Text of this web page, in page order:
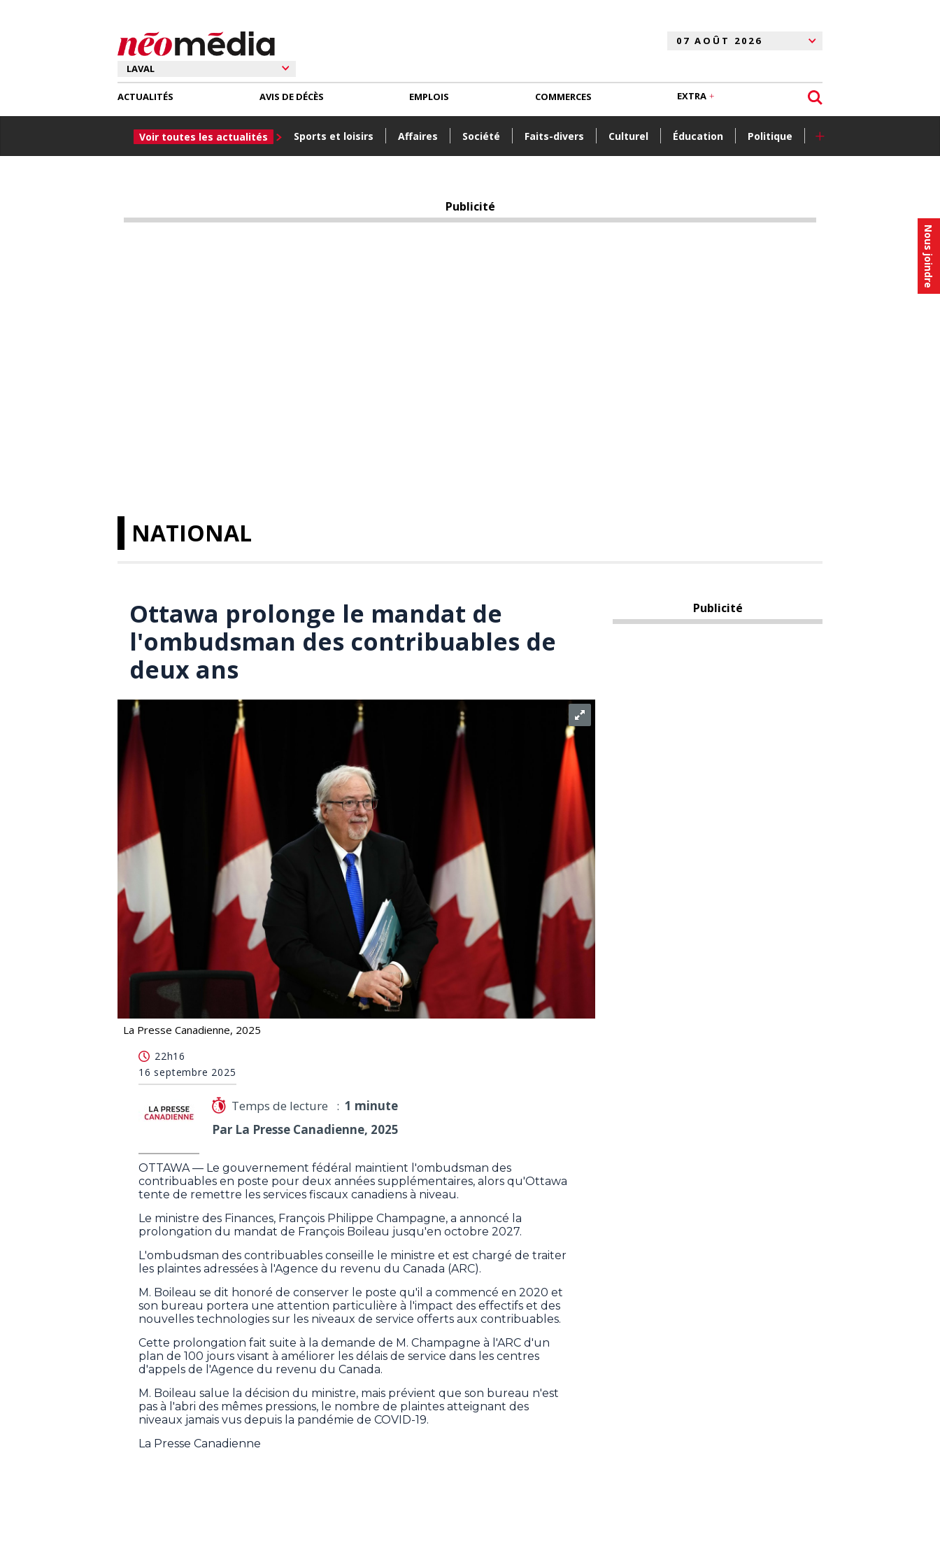
Nous joindre
ACTUALITÉS
Voir toutes les actualités Sports et loisirs Affaires Société Faits-divers Culturel Éducation Politique +
AVIS DE DÉCÈS EMPLOIS COMMERCES EXTRA
Publicité
NATIONAL
Ottawa prolonge le mandat de
l'ombudsman des contribuables de
deux ans
La Presse Canadienne, 2025
22h16
16 septembre 2025
Temps de lecture : 1 minute
Par La Presse Canadienne, 2025
OTTAWA — Le gouvernement fédéral maintient l'ombudsman des
contribuables en poste pour deux années supplémentaires, alors qu'Ottawa
tente de remettre les services fiscaux canadiens à niveau.
Le ministre des Finances, François Philippe Champagne, a annoncé la
prolongation du mandat de François Boileau jusqu'en octobre 2027.
L'ombudsman des contribuables conseille le ministre et est chargé de traiter
les plaintes adressées à l'Agence du revenu du Canada (ARC).
M. Boileau se dit honoré de conserver le poste qu'il a commencé en 2020 et
son bureau portera une attention particulière à l'impact des effectifs et des
nouvelles technologies sur les niveaux de service offerts aux contribuables.
Cette prolongation fait suite à la demande de M. Champagne à l'ARC d'un
plan de 100 jours visant à améliorer les délais de service dans les centres
d'appels de l'Agence du revenu du Canada.
M. Boileau salue la décision du ministre, mais prévient que son bureau n'est
pas à l'abri des mêmes pressions, le nombre de plaintes atteignant des
niveaux jamais vus depuis la pandémie de COVID-19.
La Presse Canadienne
Publicité